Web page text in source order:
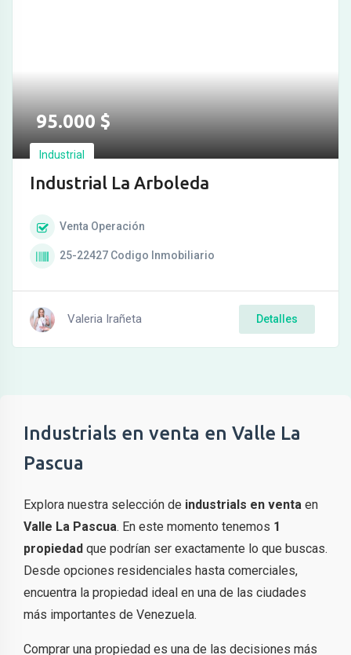
95.000$
Industrial
Industrial La Arboleda
Venta Operación
25-22427 Codigo Inmobiliario
Valeria Irañeta Detalles
Industrials en venta en Valle La
Pascua
Explora nuestra selección de industrials en venta en
Valle La Pascua. En este momento tenemos 1
propiedad que podrían ser exactamente lo que buscas.
Desde opciones residenciales hasta comerciales,
encuentra la propiedad ideal en una de las ciudades
más importantes de Venezuela.
Comprar una propiedad es una de las decisiones más